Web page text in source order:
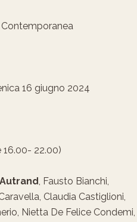
Contemporanea
16 giugno 2024
16.00- 22.00)
, Fausto Bianchi,
Claudia Castiglioni,
Nietta De Felice Condemi,